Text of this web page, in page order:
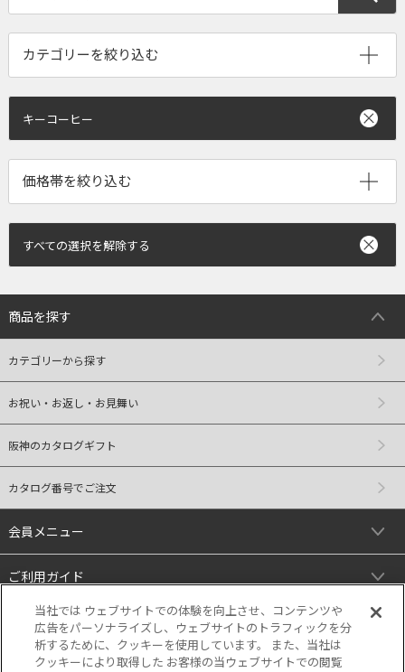
キーコーヒー
すべての選択を解除する
商品を探す
カテゴリーから探す
お祝い・お返し・お見舞い
阪神のカタログギフト
カタログ番号でご注文
会員メニュー
ご利用ガイド
リンク
当社では ウェブサイトでの体験を向上させ、コンテンツや
広告をパーソナライズし、ウェブサイトのトラフィックを分
析するために、クッキーを使用しています。 また、当社は
クッキーにより取得した お客様の当ウェブサイトでの閲覧